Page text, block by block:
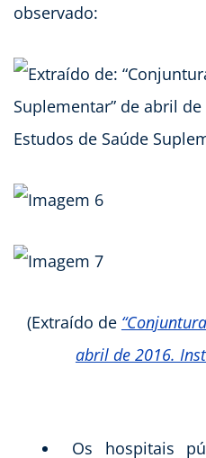
observado:
(Extraído de
abril de 2016.
Os hospitais